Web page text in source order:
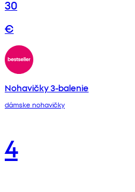
30
€
Nohavičky 3-balenie
dámske nohavičky
4